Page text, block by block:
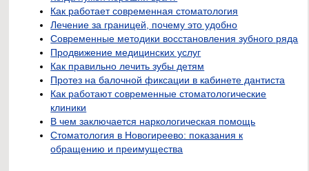
Как работает современная стоматология
Лечение за границей, почему это удобно
Современные методики восстановления зубного ряда
Продвижение медицинских услуг
Как правильно лечить зубы детям
Протез на балочной фиксации в кабинете дантиста
Как работают современные стоматологические
клиники
В чем заключается наркологическая помощь
Стоматология в Новогиреево: показания к
обращению и преимущества